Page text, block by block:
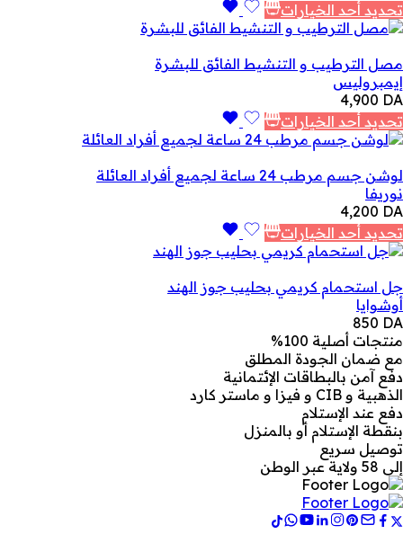
تحديد أحد الخيارات
مصل الترطيب و التنشيط الفائق للبشرة
إيمبروليس
4,900 DA
تحديد أحد الخيارات
لوشن جسم مرطب 24 ساعة لجميع أفراد العائلة
نوريفا
4,200 DA
تحديد أحد الخيارات
جل استحمام كريمي بحليب جوز الهند
أوشوايا
850 DA
منتجات أصلية 100%
مع ضمان الجودة المطلق
دفع آمن بالبطاقات الإئتمانية
الذهبية و CIB و فيزا و ماستر كارد
دفع عند الإستلام
بنقطة الإستلام أو بالمنزل
توصيل سريع
إلى 58 ولاية عبر الوطن